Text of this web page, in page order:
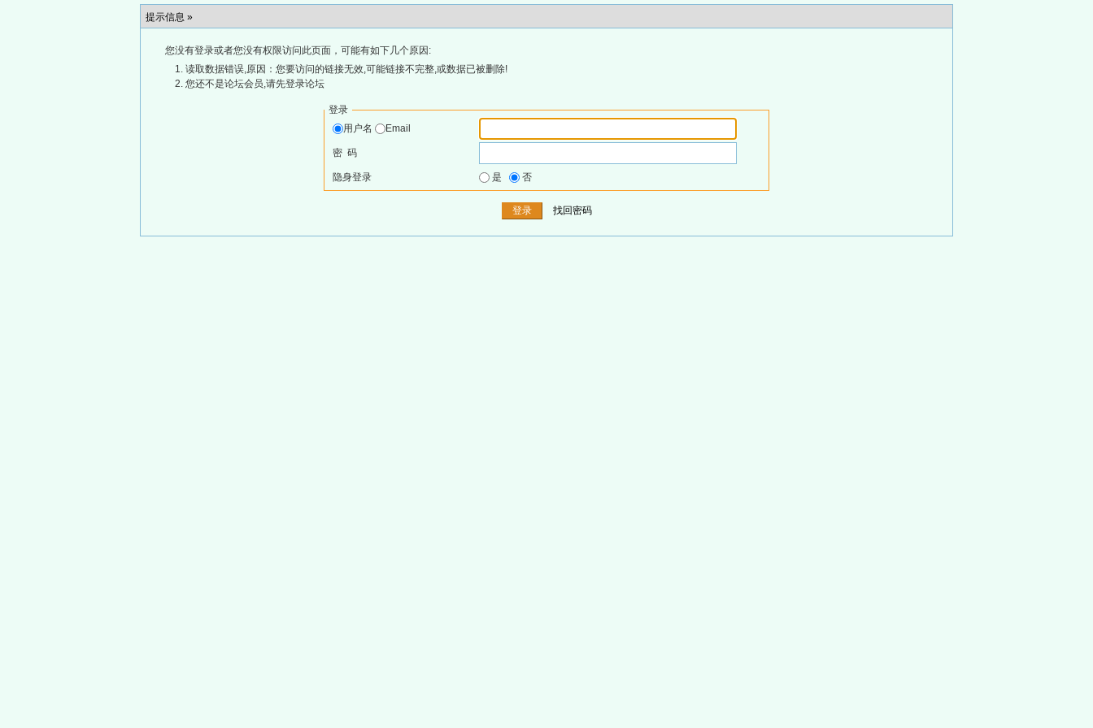
提示信息 »
您没有登录或者您没有权限访问此页面，可能有如下几个原因:
读取数据错误,原因：您要访问的链接无效,可能链接不完整,或数据已被删除!
您还不是论坛会员,请先登录论坛
登录
用户名
Email
密 码
隐身登录 是 否
找回密码